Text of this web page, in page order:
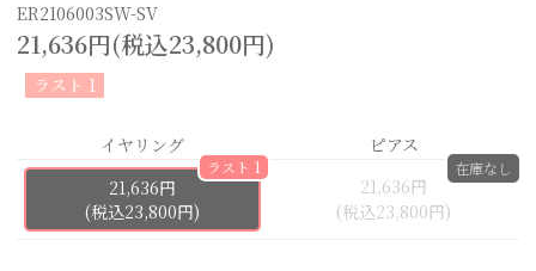
ER2106003SW-SV
21,636円(税込23,800円)
ラスト 1
イヤリング
ピアス
21,636円
(税込23,800円)
ラスト 1
21,636円
(税込23,800円)
在庫なし